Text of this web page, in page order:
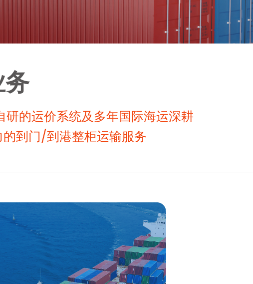
的运价系统及多年国际海运深耕
到门/到港整柜运输服务